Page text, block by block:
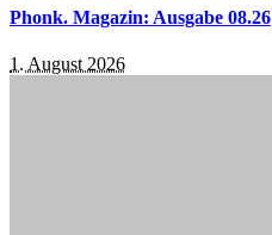
Phonk. Magazin: Ausgabe 08.26
1. August 2026